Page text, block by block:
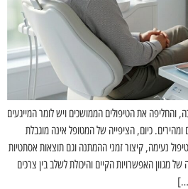
והחליפה את הטיפולים הממושכים ויש לומר המייגעים
ומהירים. כיום, הציפייה של המטופל אינה מוגבלת
נעימה, קיצור זמני ההמתנה וגם תוצאות אסתטיות
מגוון האפשרויות הקיים והיכולת לשלב בין צרכים